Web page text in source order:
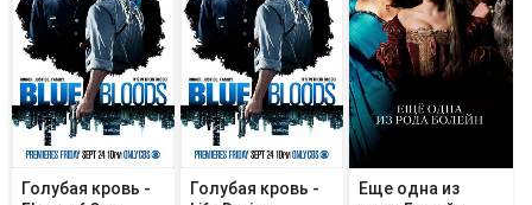
Голубая кровь -
Голубая кровь -
Еще одна из